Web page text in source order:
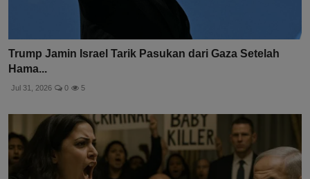
Trump Jamin Israel Tarik Pasukan dari Gaza Setelah
Hama...
Jul 31, 2026 0 5